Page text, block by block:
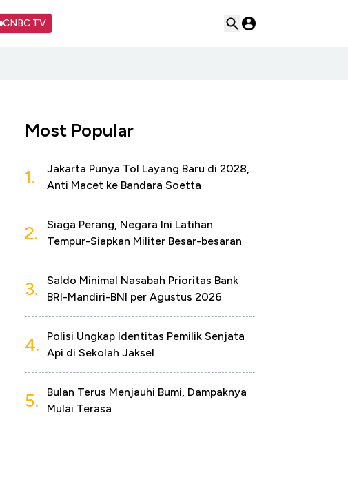
CNBC TV
Most Popular
1.
Jakarta Punya Tol Layang Baru di 2028,
Anti Macet ke Bandara Soetta
2.
Siaga Perang, Negara Ini Latihan
Tempur-Siapkan Militer Besar-besaran
3.
Saldo Minimal Nasabah Prioritas Bank
BRI-Mandiri-BNI per Agustus 2026
4.
Polisi Ungkap Identitas Pemilik Senjata
Api di Sekolah Jaksel
5.
Bulan Terus Menjauhi Bumi, Dampaknya
Mulai Terasa